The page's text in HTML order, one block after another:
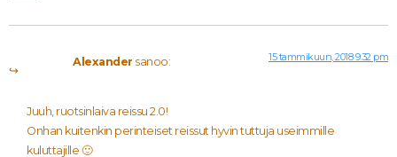
Alexander sanoo: 15 tammikuun, 2018 9:32 pm
Juuh, ruotsinlaiva reissu 2.0!
Onhan kuitenkin perinteiset reissut hyvin tuttuja useimmille
kuluttajille 🙂